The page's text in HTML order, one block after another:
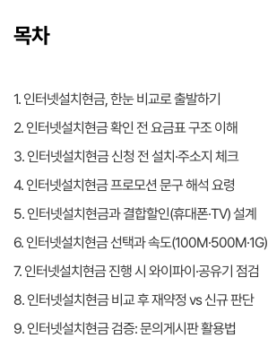
목차
1. 인터넷설치현금, 한눈 비교로 출발하기
2. 인터넷설치현금 확인 전 요금표 구조 이해
3. 인터넷설치현금 신청 전 설치·주소지 체크
4. 인터넷설치현금 프로모션 문구 해석 요령
5. 인터넷설치현금과 결합할인(휴대폰·TV) 설계
6. 인터넷설치현금 선택과 속도(100M·500M·1G)
7. 인터넷설치현금 진행 시 와이파이·공유기 점검
8. 인터넷설치현금 비교 후 재약정 vs 신규 판단
9. 인터넷설치현금 검증: 문의게시판 활용법